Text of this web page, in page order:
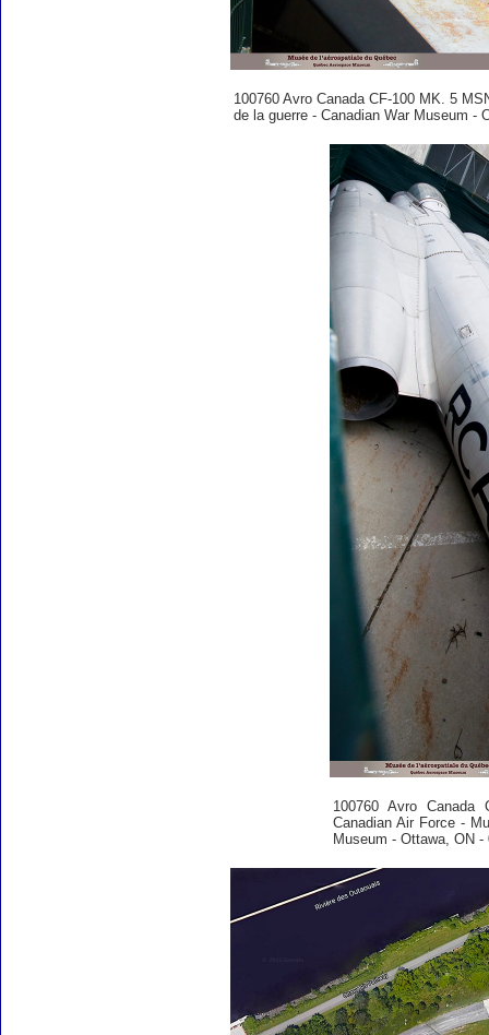
100760 Avro Canada CF-100 MK. 5
de la guerre - Canadian War Museum -
100760 Avro Canada
Canadian Air Force -
Museum - Ottawa, ON -